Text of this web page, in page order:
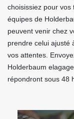
choisissiez pour vos
équipes de
peuvent venir chez
prendre celui ajusté
vos attentes.
Holderbaum
répondront sous 48